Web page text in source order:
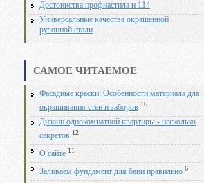
Достоинства профнастила н 114
Универсальные качества окрашенной
рулонной стали
САМОЕ ЧИТАЕМОЕ
Фасадные краски: Особенности материала для
окрашивания стен и заборов 16
Дизайн однокомнатной квартиры - несколько
секретов 12
О сайте 11
Заливаем фундамент для бани правильно 6